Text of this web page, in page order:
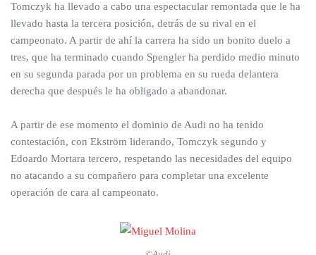
Tomczyk ha llevado a cabo una espectacular remontada que le ha
llevado hasta la tercera posición, detrás de su rival en el
campeonato. A partir de ahí la carrera ha sido un bonito duelo a
tres, que ha terminado cuando Spengler ha perdido medio minuto
en su segunda parada por un problema en su rueda delantera
derecha que después le ha obligado a abandonar.
A partir de ese momento el dominio de Audi no ha tenido
contestación, con Ekström liderando, Tomczyk segundo y
Edoardo Mortara tercero, respetando las necesidades del equipo
no atacando a su compañero para completar una excelente
operación de cara al campeonato.